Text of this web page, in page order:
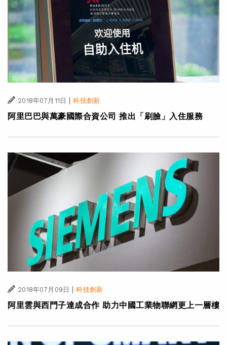
2018年07月11日 科技創新
阿里巴巴與萬豪國際合資公司 推出「刷臉」入住服務
2018年07月09日 科技創新
阿里雲與西門子達成合作 助力中國工業物聯網更上一層樓